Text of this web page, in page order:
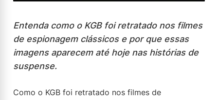
Entenda como o KGB foi retratado nos filmes
de espionagem clássicos e por que essas
imagens aparecem até hoje nas histórias de
suspense.
Como o KGB foi retratado nos filmes de